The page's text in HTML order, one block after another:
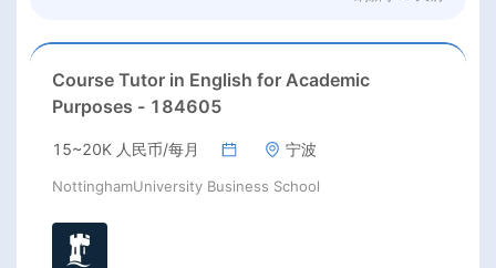
Course Tutor in English for Academic
Purposes - 184605
15~20K 人民币/每月 宁波
NottinghamUniversity Business School